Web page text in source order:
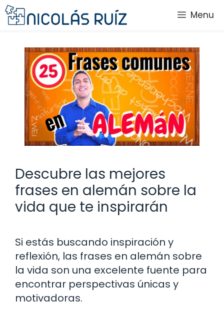
Saltar
al
Menu
Descubre las mejores
frases en alemán sobre la
vida que te inspirarán
Si estás buscando inspiración y
reflexión, las frases en alemán sobre
la vida son una excelente fuente para
encontrar perspectivas únicas y
motivadoras.